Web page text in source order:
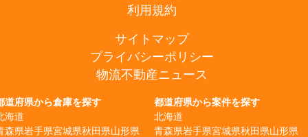
利用規約
サイトマップ
プライバシーポリシー
物流不動産ニュース
道府県から倉庫を探す
海道
森県岩手県宮城県秋田県山形県
都道府県から案件を探す
北海道
青森県岩手県宮城県秋田県山形県